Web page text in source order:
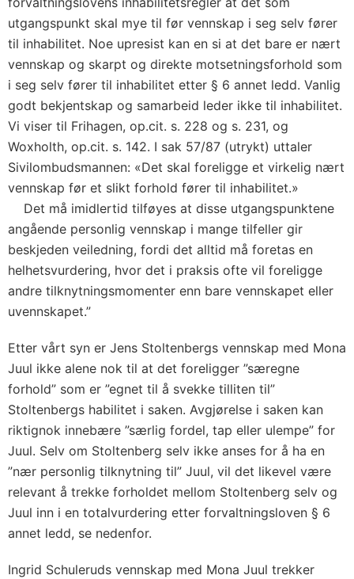
utgangspunkt skal mye til før vennskap i seg selv fører
til inhabilitet. Noe upresist kan en si at det bare er nært
vennskap og skarpt og direkte motsetningsforhold som
i seg selv fører til inhabilitet etter § 6 annet ledd. Vanlig
godt bekjentskap og samarbeid leder ikke til inhabilitet.
Vi viser til Frihagen, op.cit. s. 228 og s. 231, og
Woxholth, op.cit. s. 142. I sak 57/87 (utrykt) uttaler
Sivilombudsmannen: «Det skal foreligge et virkelig nært
vennskap før et slikt forhold fører til inhabilitet.»
Det må imidlertid tilføyes at disse utgangspunktene
angående personlig vennskap i mange tilfeller gir
beskjeden veiledning, fordi det alltid må foretas en
helhetsvurdering, hvor det i praksis ofte vil foreligge
andre tilknytningsmomenter enn bare vennskapet eller
uvennskapet.”
Etter vårt syn er Jens Stoltenbergs vennskap med Mona
Juul ikke alene nok til at det foreligger ”særegne
forhold” som er ”egnet til å svekke tilliten til”
Stoltenbergs habilitet i saken. Avgjørelse i saken kan
riktignok innebære ”særlig fordel, tap eller ulempe” for
Juul. Selv om Stoltenberg selv ikke anses for å ha en
”nær personlig tilknytning til” Juul, vil det likevel være
relevant å trekke forholdet mellom Stoltenberg selv og
Juul inn i en totalvurdering etter forvaltningsloven § 6
annet ledd, se nedenfor.
Ingrid Schuleruds vennskap med Mona Juul trekker